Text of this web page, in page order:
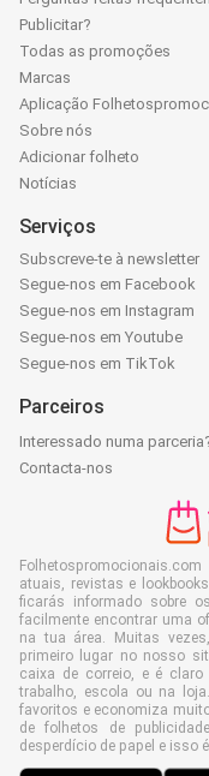
Publicitar?
Todas as promoções
Marcas
Aplicação
Sobre nós
Adicionar folheto
Notícias
Serviços
Subscreve-te à newsletter
Segue-nos em Facebook
Segue-nos em Instagram
Segue-nos em Youtube
Segue-nos em TikTok
Parceiros
Interessado numa
Contacta-nos
atuais, revistas e
ficarás informado sobre
facilmente encontrar uma
na tua área. Muitas
primeiro lugar no nosso
caixa de correio, e é
trabalho, escola ou na
favoritos e economiza
de folhetos de
desperdício de papel e isso